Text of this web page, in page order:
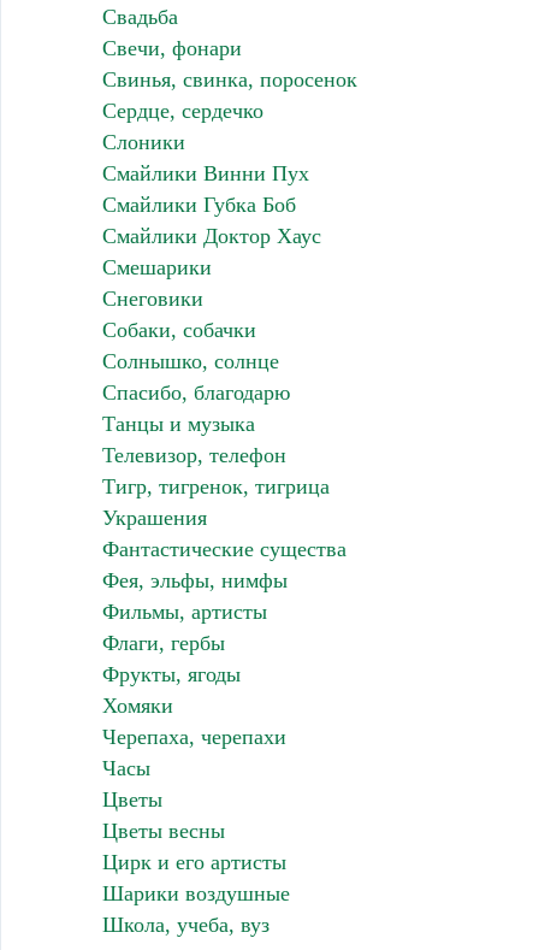
Свадьба
Свечи, фонари
Свинья, свинка, поросенок
Сердце, сердечко
Слоники
Смайлики Винни Пух
Смайлики Губка Боб
Смайлики Доктор Хаус
Смешарики
Снеговики
Собаки, собачки
Солнышко, солнце
Спасибо, благодарю
Танцы и музыка
Телевизор, телефон
Тигр, тигренок, тигрица
Украшения
Фантастические существа
Фея, эльфы, нимфы
Фильмы, артисты
Флаги, гербы
Фрукты, ягоды
Хомяки
Черепаха, черепахи
Часы
Цветы
Цветы весны
Цирк и его артисты
Шарики воздушные
Школа, учеба, вуз